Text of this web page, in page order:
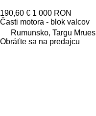
190,60 € 1 000 RON
Časti motora - blok valcov
Rumunsko, Targu Mrues
Obráťte sa na predajcu